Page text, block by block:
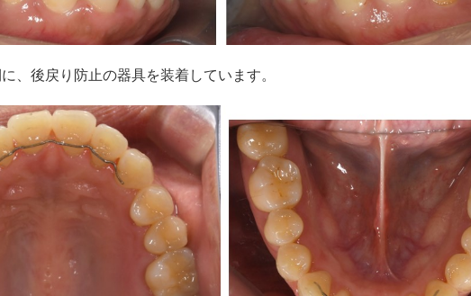
に、後戻り防止の器具を装着しています。